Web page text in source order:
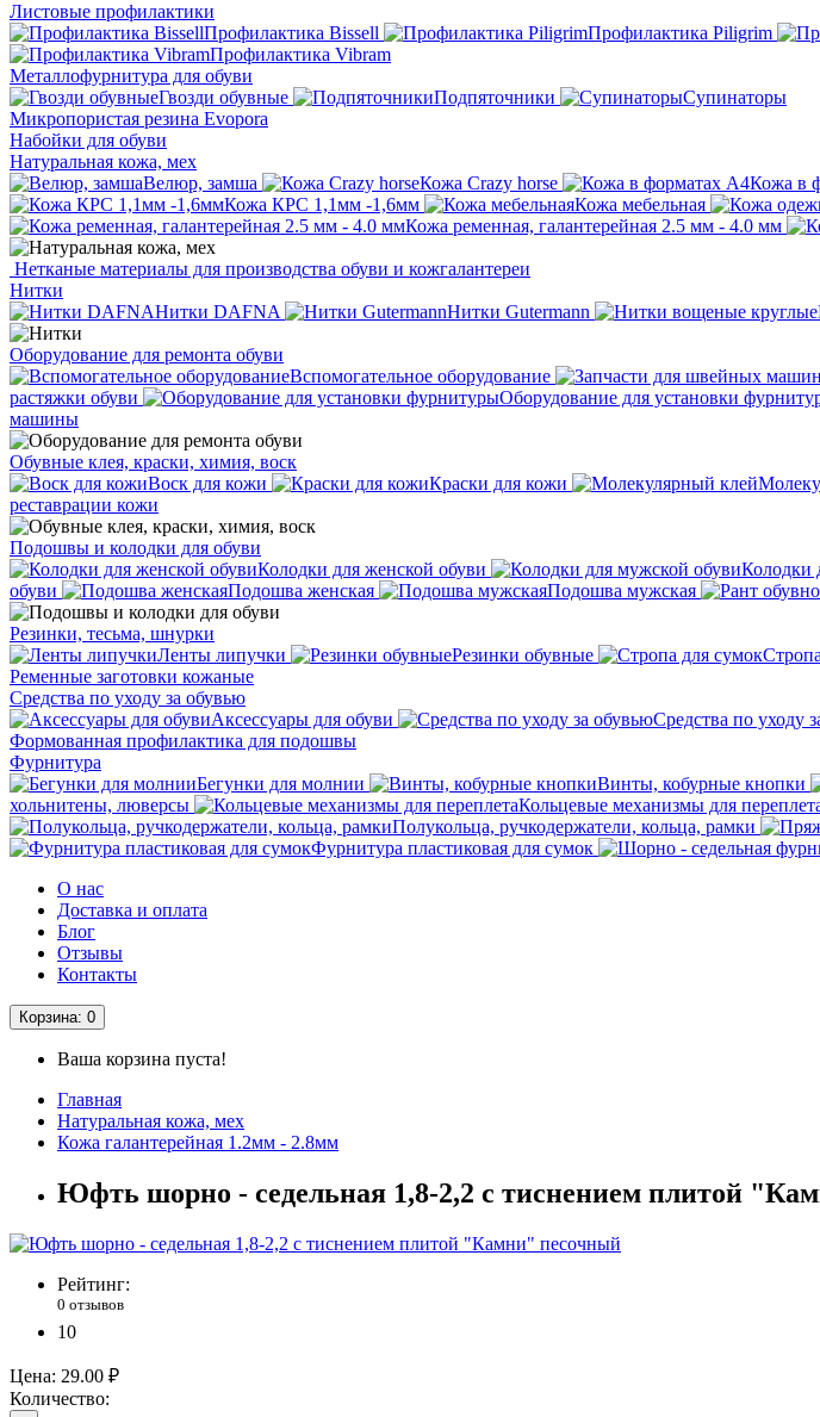
Листовые профилактики
Профилактика Bissell
Профилактика Piligrim
Профилактика Vibram
Металлофурнитура для обуви
Гвозди обувные
Подпяточники
Супинаторы
Микропористая резина Evopora
Набойки для обуви
Натуральная кожа, мех
Велюр, замша
Кожа Crazy horse Кожа в
Кожа КРС 1,1мм -1,6мм
Кожа мебельная
Кожа ременная, галантерейная 2.5 мм - 4.0 мм
Нетканые материалы для производства обуви и кожгалантереи
Нитки
Нитки DAFNA
Нитки Gutermann
Оборудование для ремонта обуви
Вспомогательное оборудование
растяжки обуви
Оборудование для установки
машины
Обувные клея, краски, химия, воск
Воск для кожи
Краски для кожи
реставрации кожи
Подошвы и колодки для обуви
Колодки для женской обуви
Колодки
обуви
Подошва женская Подошва мужская
Резинки, тесьма, шнурки
Ленты липучки
Резинки обувные
Ременные заготовки кожаные
Средства по уходу за обувью
Аксессуары для обуви
Средства по уходу
Формованная профилактика для подошвы
Фурнитура
Бегунки для молнии
Винты, кобурные кнопки
хольнитены, люверсы
Кольцевые механизмы для
Полукольца, ручкодержатели, кольца, рамки
Фурнитура пластиковая для сумок
О нас
Доставка и оплата
Блог
Отзывы
Контакты
Корзина: 0
Ваша корзина пуста!
Главная
Натуральная кожа, мех
Кожа галантерейная 1.2мм - 2.8мм
Юфть шорно - седельная 1,8-2,2 с тиснением плитой
Рейтинг:
0 отзывов
10
Цена: 29.00 ₽
Количество: